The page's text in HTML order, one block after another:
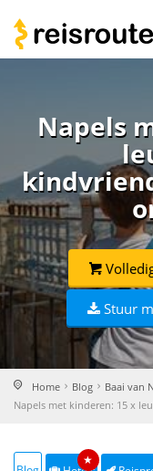
Napels
Stuur
Home Blog
Baai van
Napels met kinderen: 15 x
★